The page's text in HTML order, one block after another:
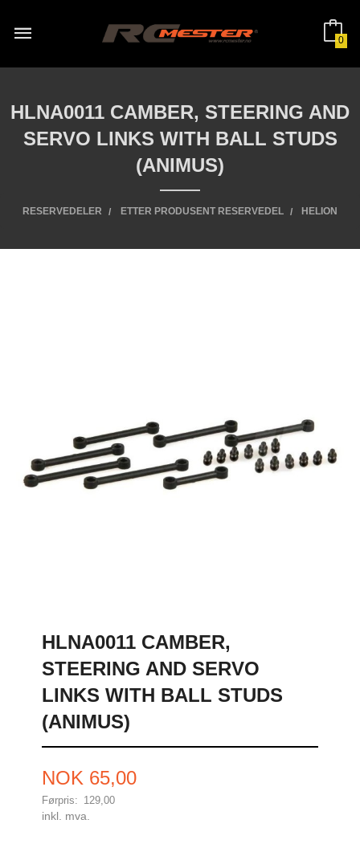
innholdet
0
HLNA0011 CAMBER, STEERING AND
SERVO LINKS WITH BALL STUDS
(ANIMUS)
RESERVEDELER ETTER PRODUSENT RESERVEDEL HELION
HLNA0011 CAMBER,
STEERING AND SERVO
LINKS WITH BALL STUDS
(ANIMUS)
Tilbud
NOK 65,00
Førpris: 129,00
Rabatt
inkl. mva.